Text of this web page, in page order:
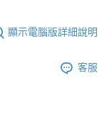
顯示電腦版詳細說明
客服